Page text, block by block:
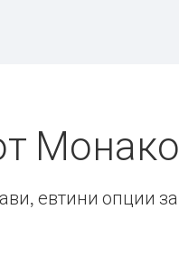
Монако
евтини опции за